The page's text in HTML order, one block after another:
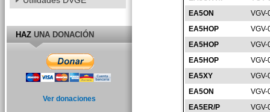
EA5ON
VGV-
EA5HOP
VGV-
EA5HOP
VGV-
EA5HOP
VGV-
EA5XY
VGV-
EA5ON
VGV-
EA5ER/P
VGV-
HAZUNA DONACIÓN
Ver donaciones